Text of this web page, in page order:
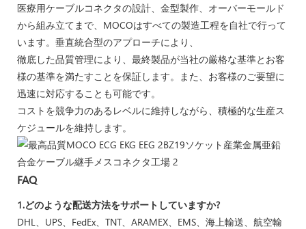
医療用ケーブルコネクタの設計、金型製作、オーバーモールド
から組み立てまで、MOCOはすべての製造工程を自社で行って
います。垂直統合型のアプローチにより、
徹底した品質管理により、最終製品が当社の厳格な基準とお客
様の基準を満たすことを保証します。また、お客様のご要望に
迅速に対応することも可能です。
コストを競争力のあるレベルに維持しながら、積極的な生産ス
ケジュールを維持します。
FAQ
1.どのような配送方法をサポートしていますか?
DHL、UPS、FedEx、TNT、ARAMEX、EMS、海上輸送、航空輸